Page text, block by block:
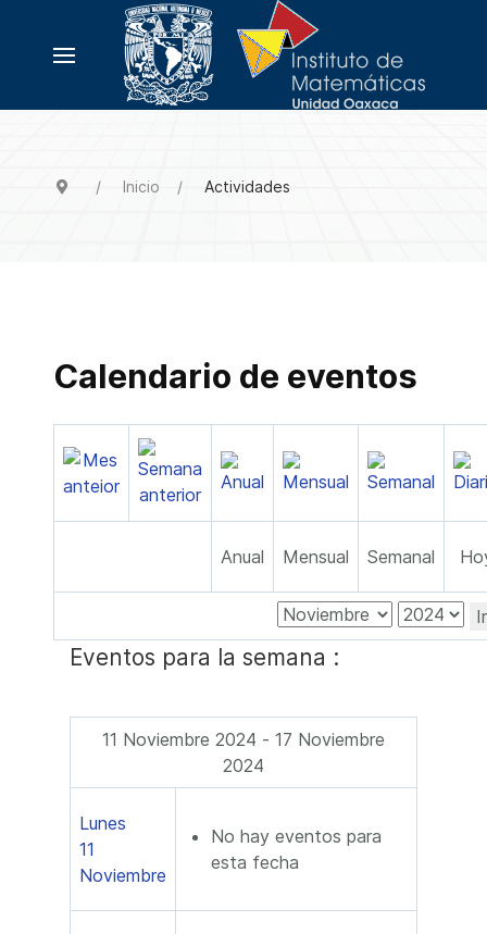
Inicio Actividades
Calendario de eventos
Anual Mensual Semanal
Eventos para la semana :
11 Noviembre 2024 - 17 Noviembre
2024
Lunes
11
Noviembre
No hay eventos para
esta fecha